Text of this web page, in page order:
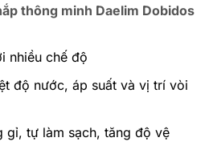
thông minh Daelim Dobidos
nhiều chế độ
độ nước, áp suất và vị trí vòi
gỉ, tự làm sạch, tăng độ vệ